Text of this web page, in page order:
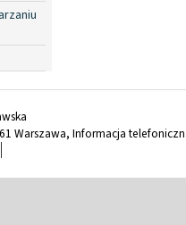
Warszawa, Informacja